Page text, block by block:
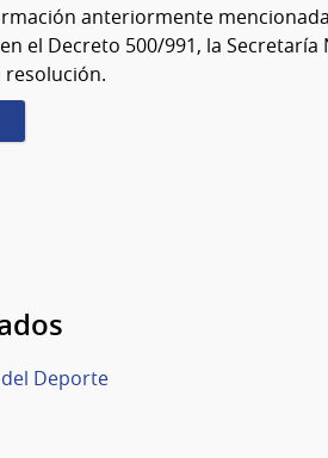
anteriormente
el Decreto 500/991, la
Deporte